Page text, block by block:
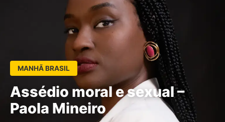
MANHÃ BRASIL
Assédio moral e sexual –
Paola Mineiro